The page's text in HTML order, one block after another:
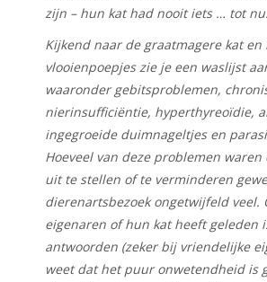
zijn – hun kat had nooit iets … tot nu.
Kijkend naar de graatmagere kat
vlooienpoepjes zie je een waslijst
waaronder gebitsproblemen,
nierinsufficiëntie, hyperthyreoïdie,
ingegroeide duimnageltjes en
Hoeveel van deze problemen waren
uit te stellen of te verminderen
dierenartsbezoek ongetwijfeld veel.
eigenaren of hun kat heeft geleden
antwoorden (zeker bij vriendelijke
weet dat het puur onwetendheid is